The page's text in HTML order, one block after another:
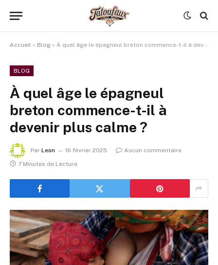
Accueil » Blog » À quel âge le épagneul breton commence-t-il à devenir plus calme ?
BLOG
À quel âge le épagneul
breton commence-t-il à
devenir plus calme ?
Par Leon 16 février 2025
Aucun commentaire
7 Minutes de Lecture